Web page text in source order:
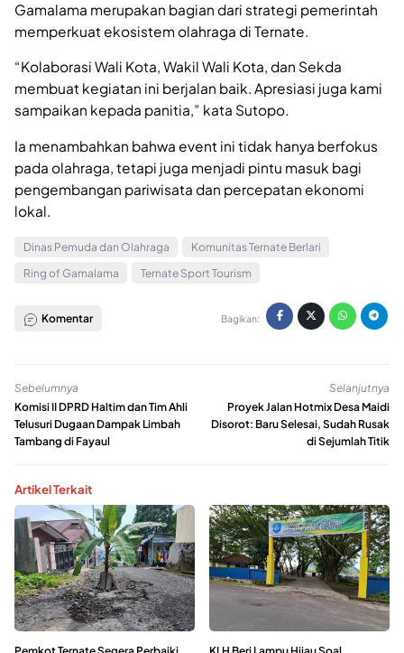
Gamalama merupakan bagian dari strategi pemerintah
memperkuat ekosistem olahraga di Ternate.
“Kolaborasi Wali Kota, Wakil Wali Kota, dan Sekda
membuat kegiatan ini berjalan baik. Apresiasi juga kami
sampaikan kepada panitia,” kata Sutopo.
Ia menambahkan bahwa event ini tidak hanya berfokus
pada olahraga, tetapi juga menjadi pintu masuk bagi
pengembangan pariwisata dan percepatan ekonomi
lokal.
Dinas Pemuda dan Olahraga
Komunitas Ternate Berlari
Ring of Gamalama
Ternate Sport Tourism
Komentar Bagikan:
Sebelumnya
Komisi II DPRD Haltim dan Tim Ahli
Telusuri Dugaan Dampak Limbah
Tambang di Fayaul
Selanjutnya
Proyek Jalan Hotmix Desa Maidi
Disorot: Baru Selesai, Sudah Rusak
di Sejumlah Titik
Artikel Terkait